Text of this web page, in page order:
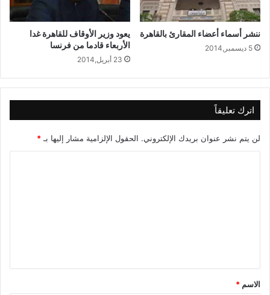
ننشر أسماء أعضاء المقارئ بالقاهرة
5 ديسمبر,2014
يعود وزير الأوقاف للقاهرة غدا
الأربعاء قادما من فرنسا
23 أبريل,2014
اترك تعليقاً
لن يتم نشر عنوان بريدك الإلكتروني. الحقول الإلزامية مشار إليها بـ*
ق
*
الاسم *